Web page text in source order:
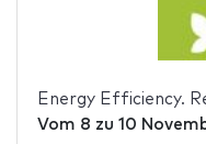
Energy Efficiency.
Vom 8 zu 10